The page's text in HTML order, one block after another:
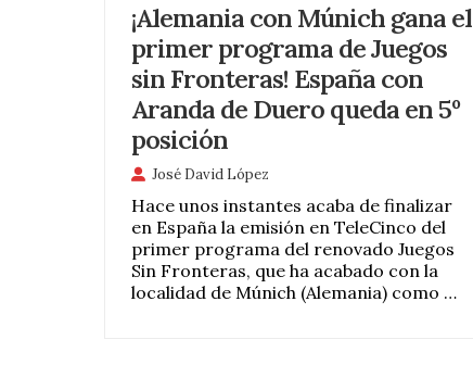
¡Alemania con Múnich gana el
primer programa de Juegos
sin Fronteras! España con
Aranda de Duero queda en 5º
posición
José David López
Hace unos instantes acaba de finalizar
en España la emisión en TeleCinco del
primer programa del renovado Juegos
Sin Fronteras, que ha acabado con la
localidad de Múnich (Alemania) como …